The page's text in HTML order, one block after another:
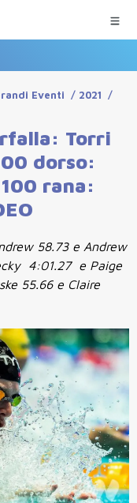
Eventi / 2021 /
Torri
dorso:
rana:
58.73 e Andrew
4:01.27 e Paige
55.66 e Claire